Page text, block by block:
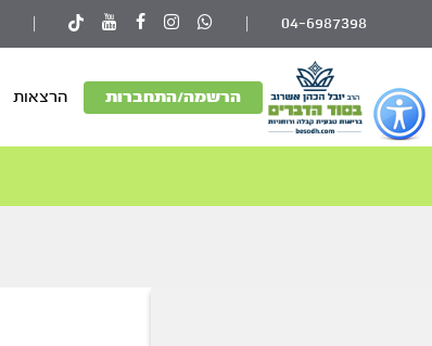
כפתור
לפתיחת
תפריט
נגישות
04-6987398
הרשמה/התחברות הרצאות